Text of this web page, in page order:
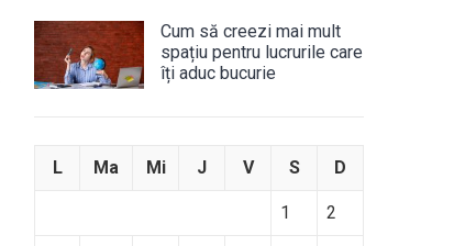
Cum să creezi mai mult
spațiu pentru lucrurile care
îți aduc bucurie
L Ma Mi J V S D
1 2